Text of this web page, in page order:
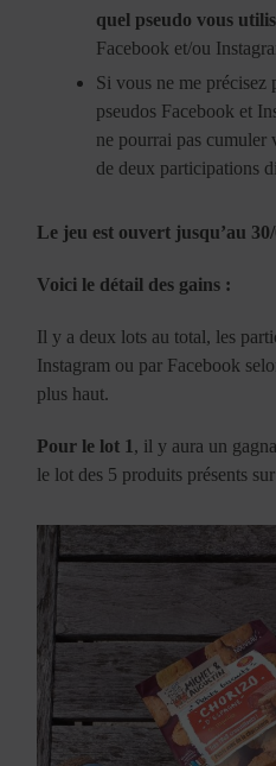
quel pseudo vous
Facebook et/ou
Si vous ne me précisez
pseudos Facebook et
ne pourrai pas cumuler
de deux participations
Le jeu est ouvert jusqu’au
Voici le détail des gains :
Il y a deux lots au total, les
Instagram ou par Facebook
plus haut.
Pour le lot 1 , il y aura un
le lot des 5 produits présents